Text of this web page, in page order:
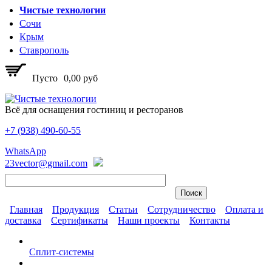
Перейти к основному содержанию
Чистые технологии
Сочи
Крым
Ставрополь
Пусто 0,00 руб
Всё для оснащения гостиниц и ресторанов
Чистые технологии
+7 (938) 490-60-55
WhatsApp
23vector@gmail.com
Главное меню
Главная Продукция Статьи Сотрудничество
Оплата и
доставка
Сертификаты Наши проекты Контакты
Сплит-системы